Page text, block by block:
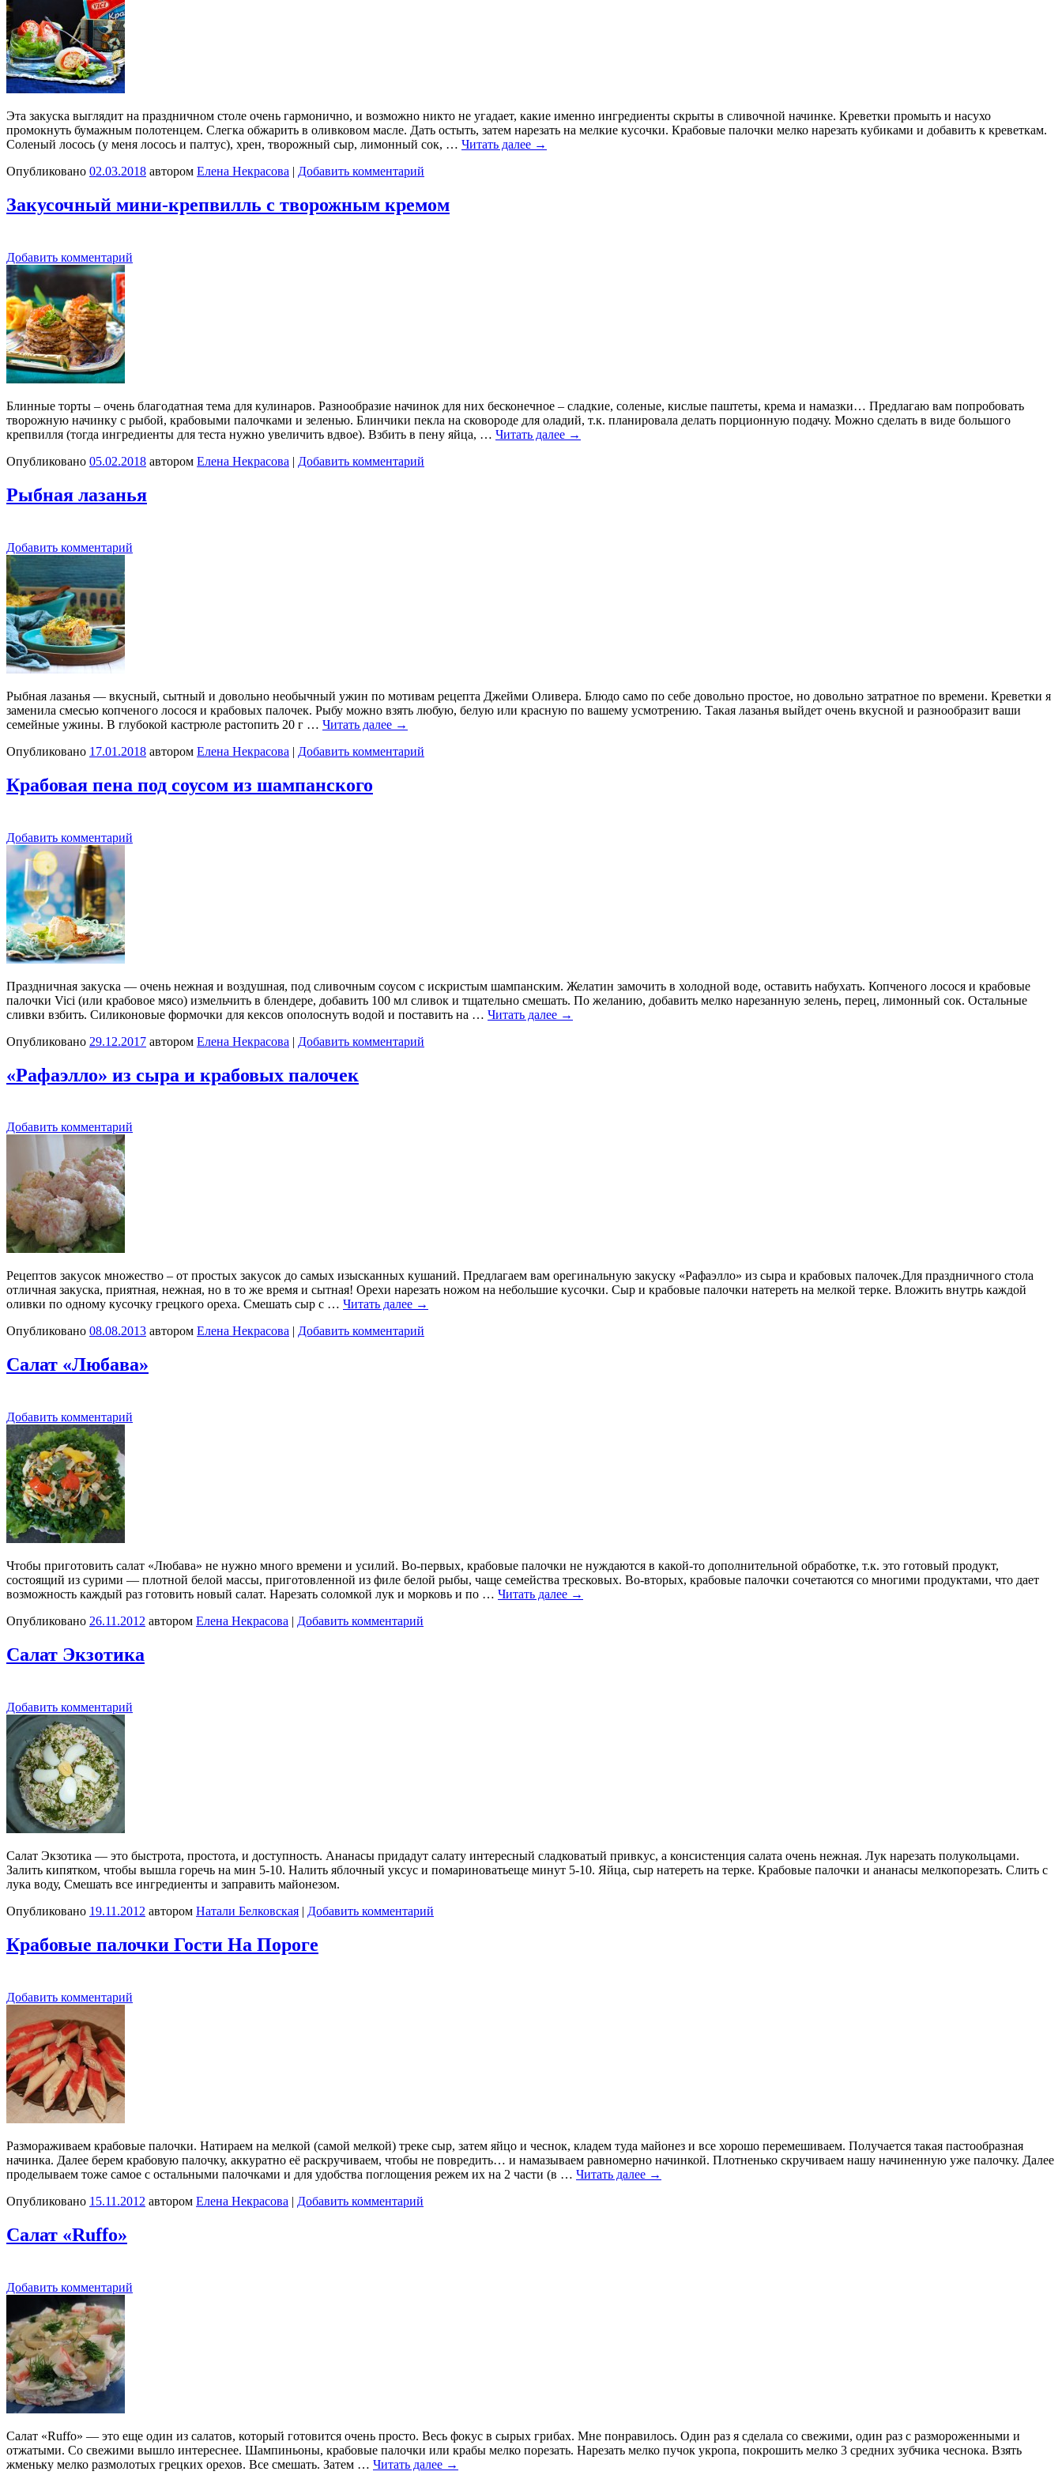
Эта закуска выглядит на праздничном столе очень гармонично, и возможно никто не угадает, какие именно ингредиенты скрыты в сливочной начинке. Креветки промыть и насухо
промокнуть бумажным полотенцем. Слегка обжарить в оливковом масле. Дать остыть, затем нарезать на мелкие кусочки. Крабовые палочки мелко нарезать кубиками и добавить к креветкам.
Соленый лосось (у меня лосось и палтус), хрен, творожный сыр, лимонный сок, … Читать далее →
Опубликовано 02.03.2018 автором Елена Некрасова | Добавить комментарий
Закусочный мини-крепвилль с творожным кремом
Добавить комментарий
Блинные торты – очень благодатная тема для кулинаров. Разнообразие начинок для них бесконечное – сладкие, соленые, кислые паштеты, крема и намазки… Предлагаю вам попробовать
творожную начинку с рыбой, крабовыми палочками и зеленью. Блинчики пекла на сковороде для оладий, т.к. планировала делать порционную подачу. Можно сделать в виде большого
крепвилля (тогда ингредиенты для теста нужно увеличить вдвое). Взбить в пену яйца, … Читать далее →
Опубликовано 05.02.2018 автором Елена Некрасова | Добавить комментарий
Рыбная лазанья
Добавить комментарий
Рыбная лазанья — вкусный, сытный и довольно необычный ужин по мотивам рецепта Джейми Оливера. Блюдо само по себе довольно простое, но довольно затратное по времени. Креветки я
заменила смесью копченого лосося и крабовых палочек. Рыбу можно взять любую, белую или красную по вашему усмотрению. Такая лазанья выйдет очень вкусной и разнообразит ваши
семейные ужины. В глубокой кастрюле растопить 20 г … Читать далее →
Опубликовано 17.01.2018 автором Елена Некрасова | Добавить комментарий
Крабовая пена под соусом из шампанского
Добавить комментарий
Праздничная закуска — очень нежная и воздушная, под сливочным соусом с искристым шампанским. Желатин замочить в холодной воде, оставить набухать. Копченого лосося и крабовые
палочки Vici (или крабовое мясо) измельчить в блендере, добавить 100 мл сливок и тщательно смешать. По желанию, добавить мелко нарезанную зелень, перец, лимонный сок. Остальные
сливки взбить. Силиконовые формочки для кексов ополоснуть водой и поставить на … Читать далее →
Опубликовано 29.12.2017 автором Елена Некрасова | Добавить комментарий
«Рафаэлло» из сыра и крабовых палочек
Добавить комментарий
Рецептов закусок множество – от простых закусок до самых изысканных кушаний. Предлагаем вам орегинальную закуску «Рафаэлло» из сыра и крабовых палочек.Для праздничного стола
отличная закуска, приятная, нежная, но в то же время и сытная! Орехи нарезать ножом на небольшие кусочки. Сыр и крабовые палочки натереть на мелкой терке. Вложить внутрь каждой
оливки по одному кусочку грецкого ореха. Смешать сыр с … Читать далее →
Опубликовано 08.08.2013 автором Елена Некрасова Добавить комментарий
Салат «Любава»
Добавить комментарий
Чтобы приготовить салат «Любава» не нужно много времени и усилий. Во-первых, крабовые палочки не нуждаются в какой-то дополнительной обработке, т.к. это готовый продукт,
состоящий из сурими — плотной белой массы, приготовленной из филе белой рыбы, чаще семейства тресковых. Во-вторых, крабовые палочки сочетаются со многими продуктами, что дает
возможность каждый раз готовить новый салат. Нарезать соломкой лук и морковь и по … Читать далее →
Опубликовано 26.11.2012 автором Елена Некрасова | Добавить комментарий
Салат Экзотика
Добавить комментарий
Салат Экзотика — это быстрота, простота, и доступность. Ананасы придадут салату интересный сладковатый привкус, а консистенция салата очень нежная. Лук нарезать полукольцами.
Залить кипятком, чтобы вышла горечь на мин 5-10. Налить яблочный уксус и помариноватьеще минут 5-10. Яйца, сыр натереть на терке. Крабовые палочки и ананасы мелкопорезать. Слить с
лука воду, Смешать все ингредиенты и заправить майонезом.
Опубликовано 19.11.2012 автором Натали Белковская | Добавить комментарий
Крабовые палочки Гости На Пороге
Добавить комментарий
Размораживаем крабовые палочки. Натираем на мелкой (самой мелкой) треке сыр, затем яйцо и чеснок, кладем туда майонез и все хорошо перемешиваем. Получается такая пастообразная
начинка. Далее берем крабовую палочку, аккуратно её раскручиваем, чтобы не повредить… и намазываем равномерно начинкой. Плотненько скручиваем нашу начиненную уже палочку. Далее
проделываем тоже самое с остальными палочками и для удобства поглощения режем их на 2 части (в … Читать далее →
Опубликовано 15.11.2012 автором Елена Некрасова | Добавить комментарий
Салат «Ruffo»
Добавить комментарий
Салат «Ruffo» — это еще один из салатов, который готовится очень просто. Весь фокус в сырых грибах. Мне понравилось. Один раз я сделала со свежими, один раз с размороженными и
отжатыми. Со свежими вышло интереснее. Шампиньоны, крабовые палочки или крабы мелко порезать. Нарезать мелко пучок укропа, покрошить мелко 3 средних зубчика чеснока. Взять
жменьку мелко размолотых грецких орехов. Все смешать. Затем … Читать далее →